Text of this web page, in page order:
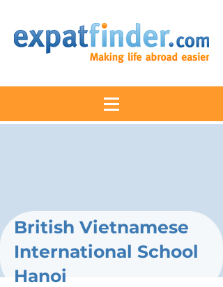
British Vietnamese
International School
Hanoi